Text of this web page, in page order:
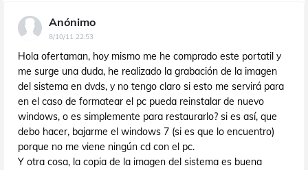
Anónimo
8/10/11 22:53
Hola ofertaman, hoy mismo me he comprado este portatil y
me surge una duda, he realizado la grabación de la imagen
del sistema en dvds, y no tengo claro si esto me servirá para
en el caso de formatear el pc pueda reinstalar de nuevo
windows, o es simplemente para restaurarlo? si es así, que
debo hacer, bajarme el windows 7 (si es que lo encuentro)
porque no me viene ningún cd con el pc.
Y otra cosa, la copia de la imagen del sistema es buena